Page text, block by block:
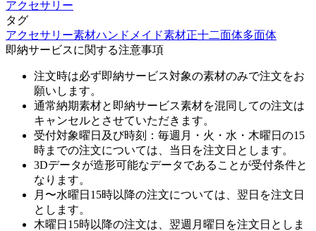
アクセサリー
タグ
アクセサリー素材ハンドメイド素材正十二面体多面体
即納サービスに関する注意事項
注文時は必ず即納サービス対象の素材のみで注文をお
願いします。
通常納期素材と即納サービス素材を混同しての注文は
キャンセルとさせていただきます。
受付対象曜日及び時刻：毎週月・火・水・木曜日の15
時までの注文については、当日を注文日とします。
3Dデータが造形可能なデータであることが受付条件と
なります。
月〜水曜日15時以降の注文については、翌日を注文日
とします。
木曜日15時以降の注文は、翌週月曜日を注文日としま